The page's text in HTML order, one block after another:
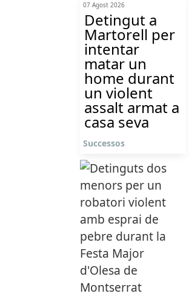
07 Agost 2026
Detingut a
Martorell per
intentar
matar un
home durant
un violent
assalt armat a
casa seva
Successos